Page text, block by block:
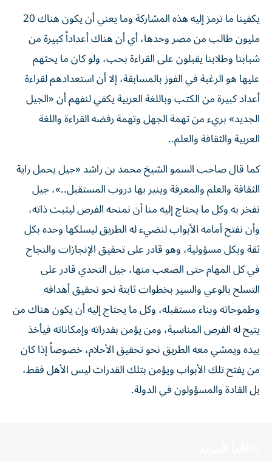
يكفينا ما ترمز إليه هذه المشاركة وما يعني أن يكون هناك 20
مليون طالب من مصر وحدها، أي أن هناك أعداداً كبيرة من
شبابنا وطلابنا يقبلون على القراءة بحب، ولو كان ما يحثهم
عليها هو الرغبة في الفوز بالمسابقة، إلا أن استعدادهم لقراءة
أعداد كبيرة من الكتب وباللغة العربية يكفي لنفهم أن «الجيل
الجديد» بريء من تهمة الجهل وتهمة رفضه القراءة واللغة
العربية والثقافة والعلم..
كما قال صاحب السمو الشيخ محمد بن راشد «جيل يحمل راية
الثقافة والعلم والمعرفة وينير بها دروب المستقبل..»، جيل
نفخر به وكل ما يحتاج إليه منا أن نمنحه الفرص ليثبت ذاته،
وأن نفتح أمامه الأبواب لنضيء له الطريق ليسلكها وحده بكل
ثقة وبكل مسؤولية، وهو قادر على تحقيق الإنجازات والنجاح
في كل المهام حتى الصعب منها، جيل التحدي قادر على
التسلح بالوعي والسير بخطوات ثابتة نحو تحقيق أهدافه
وطموحاته وبناء مستقبله، وكل ما يحتاج إليه أن يكون هناك من
يتيح له الفرص المناسبة، ومن يؤمن بقدراته وإمكاناته فيأخذ
بيده ويمشي معه الطريق نحو تحقيق الأحلام، خصوصاً إذا كان
من يفتح تلك الأبواب ويؤمن بتلك القدرات ليس الأهل فقط،
بل القادة والمسؤولون في الدولة.